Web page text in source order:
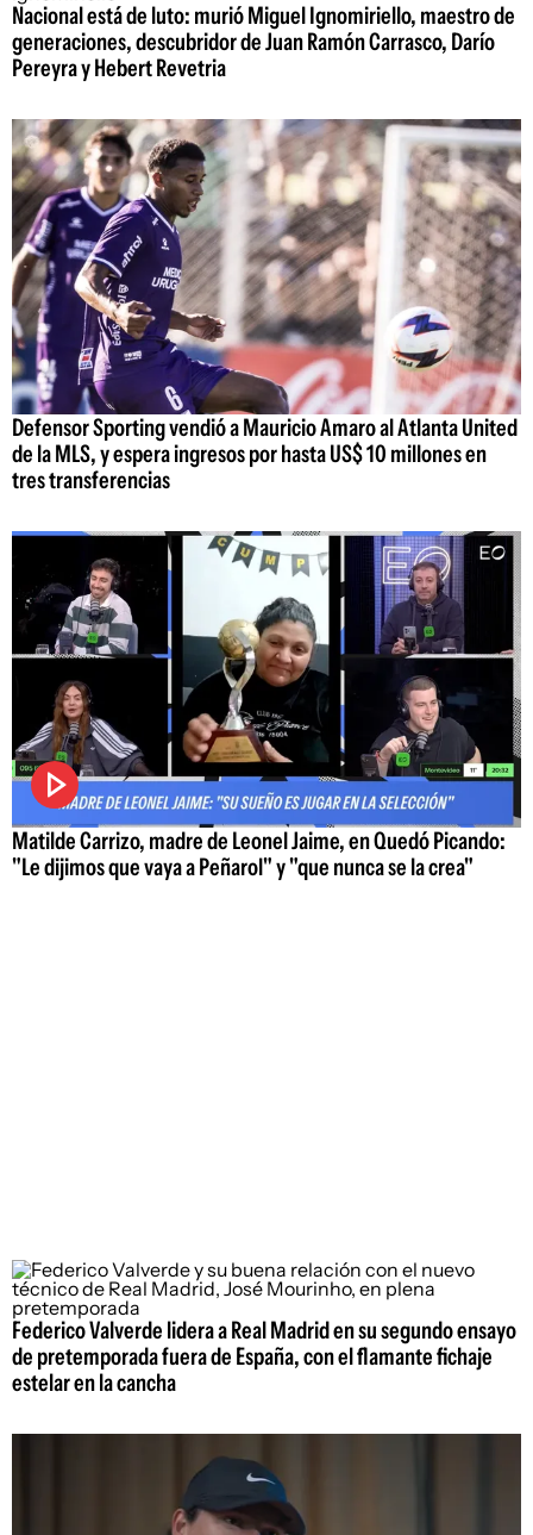
Nacional está de luto: murió Miguel Ignomiriello, maestro de
generaciones, descubridor de Juan Ramón Carrasco, Darío
Pereyra y Hebert Revetria
Defensor Sporting vendió a Mauricio Amaro al Atlanta United
de la MLS, y espera ingresos por hasta US$ 10 millones en
tres transferencias
Matilde Carrizo, madre de Leonel Jaime, en Quedó Picando:
"Le dijimos que vaya a Peñarol" y "que nunca se la crea"
Federico Valverde lidera a Real Madrid en su segundo ensayo
de pretemporada fuera de España, con el flamante fichaje
estelar en la cancha